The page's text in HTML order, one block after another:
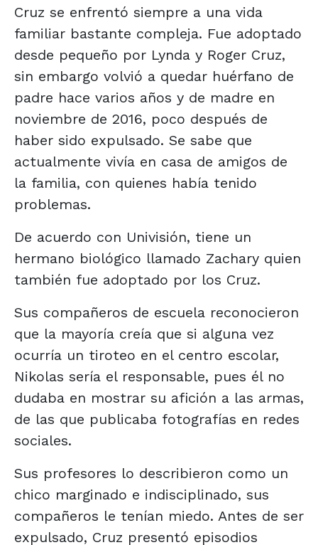
Cruz se enfrentó siempre a una vida
familiar bastante compleja. Fue adoptado
desde pequeño por Lynda y Roger Cruz,
sin embargo volvió a quedar huérfano de
padre hace varios años y de madre en
noviembre de 2016, poco después de
haber sido expulsado. Se sabe que
actualmente vivía en casa de amigos de
la familia, con quienes había tenido
problemas.
De acuerdo con Univisión, tiene un
hermano biológico llamado Zachary quien
también fue adoptado por los Cruz.
Sus compañeros de escuela reconocieron
que la mayoría creía que si alguna vez
ocurría un tiroteo en el centro escolar,
Nikolas sería el responsable, pues él no
dudaba en mostrar su afición a las armas,
de las que publicaba fotografías en redes
sociales.
Sus profesores lo describieron como un
chico marginado e indisciplinado, sus
compañeros le tenían miedo. Antes de ser
expulsado, Cruz presentó episodios